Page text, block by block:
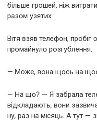
більше грошей, ніж
разом узятих.
Вітя взяв телефон,
промайнуло розгублення.
— Може, вона щось на
— На що? — Я забрала
відкладають, вони
ну, раз на місяць. А тут —